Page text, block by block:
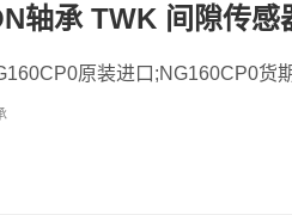
轴承 TWK 间隙传感
原装进口;NG160CP0货